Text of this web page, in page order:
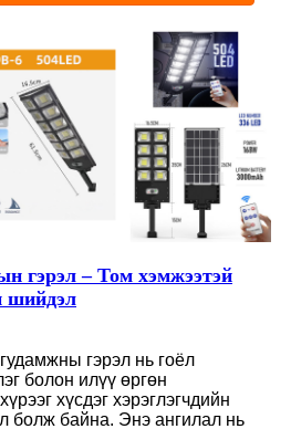
гэрэл – Том хэмжээтэй
шийдэл
гэрэл нь гоёл
болон илүү өргөн
хүсдэг хэрэглэгчдийн
болж байна. Энэ ангилал нь